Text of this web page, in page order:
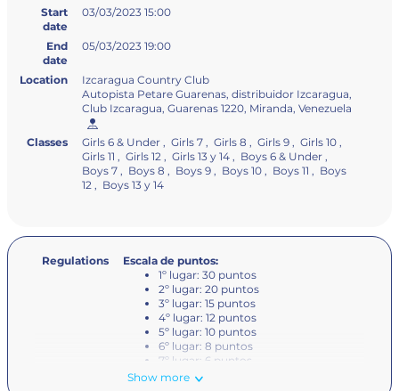
Start
date
03/03/2023 15:00
End
date
05/03/2023 19:00
Location
Izcaragua Country Club
Autopista Petare Guarenas, distribuidor Izcaragua,
Club Izcaragua, Guarenas 1220, Miranda, Venezuela
Classes
Girls 6 & Under , Girls 7 , Girls 8 , Girls 9 , Girls 10 ,
Girls 11 , Girls 12 , Girls 13 y 14 , Boys 6 & Under ,
Boys 7 , Boys 8 , Boys 9 , Boys 10 , Boys 11 , Boys
12 , Boys 13 y 14
Regulations
Escala de puntos:
1º lugar: 30 puntos
2º lugar: 20 puntos
3º lugar: 15 puntos
4º lugar: 12 puntos
5º lugar: 10 puntos
6º lugar: 8 puntos
7º lugar: 6 puntos
8º lugar: 4 puntos
Show more